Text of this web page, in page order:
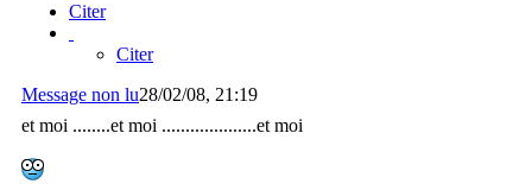
Citer
Citer
Message non lu28/02/08, 21:19
et moi ........et moi ....................et moi